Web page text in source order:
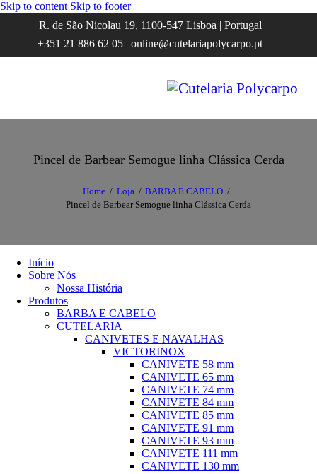
Skip to content Skip to footer
R. de São Nicolau 19, 1100-547 Lisboa | Portugal
+351 21 886 62 05 | online@cutelariapolycarpo.pt
Pincel de Barbear Semogue linha Clássica Cerda
Home Loja
BARBA E CABELO
Pincel de Barbear Semogue linha Clássica Cerda
Início
Sobre Nós
Nossa História
Produtos
BARBA E CABELO
CUTELARIA
CANIVETES E NAVALHAS
VICTORINOX
CANIVETE 58 mm
CANIVETE 65 mm
CANIVETE 74 mm
CANIVETE 84 mm
CANIVETE 85 mm
CANIVETE 91 mm
CANIVETE 93 mm
CANIVETE 111 mm
CANIVETE 130 mm